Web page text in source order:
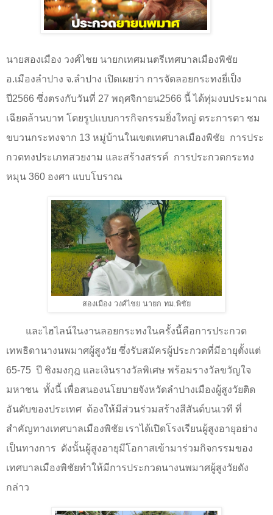
นายสองเมือง วงศ์ไชย นายกเทศมนตรีเทศบาลเมืองพิชัย
อ.เมืองลำปาง จ.ลำปาง เปิดเผยว่า การจัดลอยกระทงยี่เป็ง
ปี2566 ซึ่งตรงกับวันที่ 27 พฤศจิกายน2566 นี้ ได้ทุ่มงบประมาณ
เฉียดล้านบาท โดยรูปแบบการกิจกรรมยิ่งใหญ่ ตระการตา ชม
ขบวนกระทงจาก 13 หมู่บ้านในเขตเทศบาลเมืองพิชัย การประ
กวดทงประเภทสวยงาม และสร้างสรรค์ การประกวดกระทง
หมุน 360 องศา แบบโบราณ
สองเมือง วงศ์ไชย นายก ทม.พิชัย
และไฮไลน์ในงานลอยกระทงในครั้งนี้คือการประกวด
เทพธิดานางนพมาศผู้สูงวัย ซึ่งรับสมัครผู้ประกวดที่มีอายุตั้งแต่
65-75 ปี ชิงมงกุฎ และเงินรางวัลพิเศษ พร้อมรางวัลขวัญใจ
มหาชน ทั้งนี้ เพื่อสนองนโยบายจังหวัดลำปางเมืองผู้สูงวัยติด
อันดับของประเทศ ต้องให้มีส่วนร่วมสร้างสีสันต์บนเวที ที่
สำคัญทางเทศบาลเมืองพิชัย เราได้เปิดโรงเรียนผู้สูงอายุอย่าง
เป็นทางการ ดังนั้นผู้สูงอายุมีโอกาสเข้ามาร่วมกิจกรรมของ
เทศบาลเมืองพิชัยทำให้มีการประกวดนางนพมาศผู้สูงวัยดัง
กล่าว